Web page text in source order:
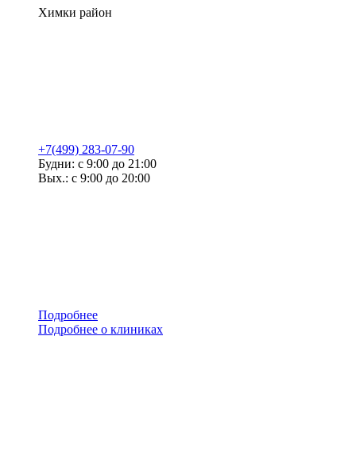
Химки район
+7(499) 283-07-90
Будни: с 9:00 до 21:00
Вых.: с 9:00 до 20:00
Подробнее
Подробнее о клиниках